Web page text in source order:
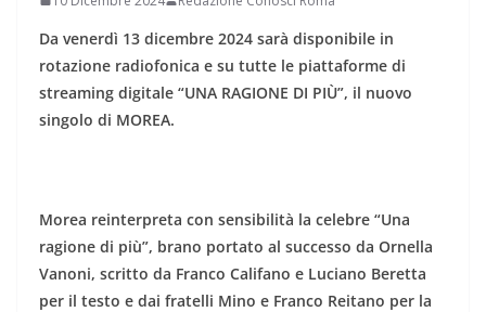
Da venerdì 13 dicembre 2024 sarà disponibile in
rotazione radiofonica e su tutte le piattaforme di
streaming digitale “UNA RAGIONE DI PIÙ”, il nuovo
singolo di MOREA.
Morea reinterpreta con sensibilità la celebre “Una
ragione di più”, brano portato al successo da Ornella
Vanoni, scritto da Franco Califano e Luciano Beretta
per il testo e dai fratelli Mino e Franco Reitano per la